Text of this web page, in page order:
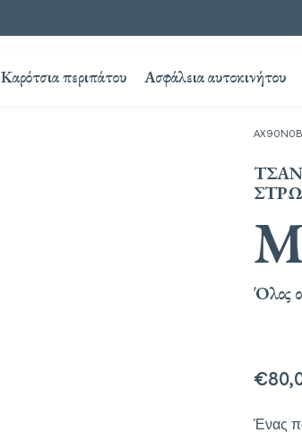
Καρότσια περιπάτου Ασφάλεια αυτοκινήτου
Όλος
Ένας